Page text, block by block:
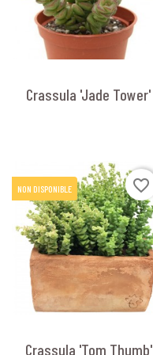
Crassula 'Jade Tower'
NON DISPONIBLE favorite_border
Crassula 'Tom Thumb'